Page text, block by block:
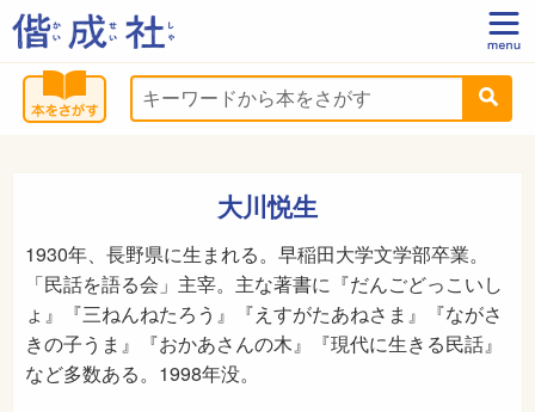
大川悦生
1930年、長野県に生まれる。早稲田大学文学部卒業。
「民話を語る会」主宰。主な著書に『だんごどっこいし
ょ』『三ねんねたろう』『えすがたあねさま』『ながさ
きの子うま』『おかあさんの木』『現代に生きる民話』
など多数ある。1998年没。